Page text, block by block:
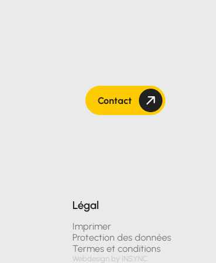
Contact
Légal
Imprimer
Protection des données
Termes et conditions
Webdesign by INSYNC